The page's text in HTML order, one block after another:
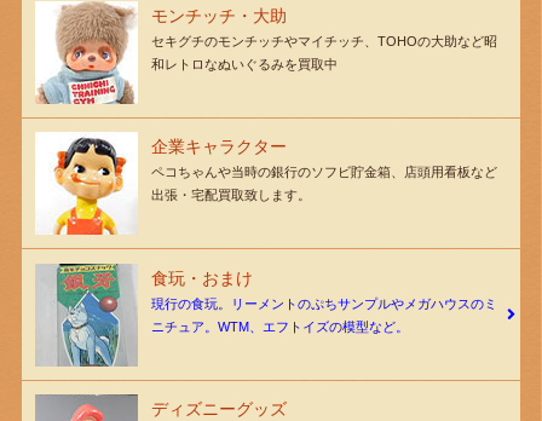
モンチッチ・大助
セキグチのモンチッチやマイチッチ、TOHOの大助など昭
和レトロなぬいぐるみを買取中
企業キャラクター
ペコちゃんや当時の銀行のソフビ貯金箱、店頭用看板など
出張・宅配買取致します。
食玩・おまけ
現行の食玩。リーメントのぷちサンプルやメガハウスのミ
ニチュア。WTM、エフトイズの模型など。
ディズニーグッズ